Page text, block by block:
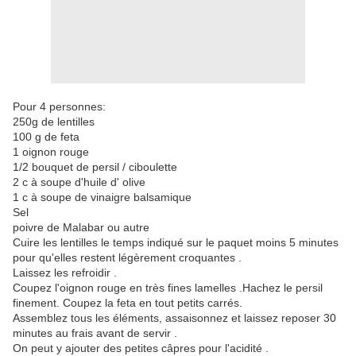
Pour 4 personnes:
250g de lentilles
100 g de feta
1 oignon rouge
1/2 bouquet de persil / ciboulette
2 c à soupe d'huile d' olive
1 c à soupe de vinaigre balsamique
Sel
poivre de Malabar ou autre
Cuire les lentilles le temps indiqué sur le paquet moins 5 minutes
pour qu'elles restent légèrement croquantes .
Laissez les refroidir .
Coupez l'oignon rouge en très fines lamelles .Hachez le persil
finement. Coupez la feta en tout petits carrés.
Assemblez tous les éléments, assaisonnez et laissez reposer 30
minutes au frais avant de servir .
On peut y ajouter des petites câpres pour l'acidité .